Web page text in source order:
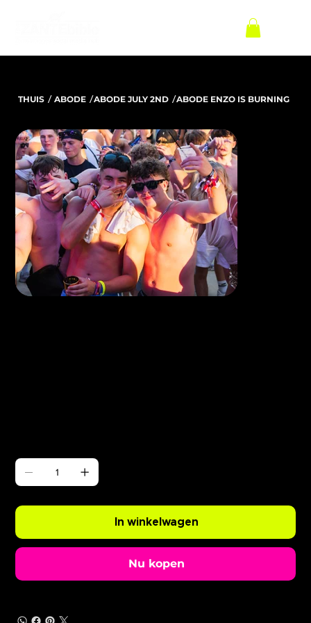
THUIS / ABODE /ABODE JULY 2ND /ABODE ENZO IS BURNING
In winkelwagen
Nu kopen